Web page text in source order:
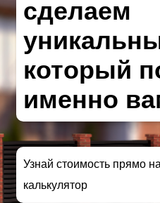
сделаем
который
именно
Узнай стоимость прямо
калькулятор